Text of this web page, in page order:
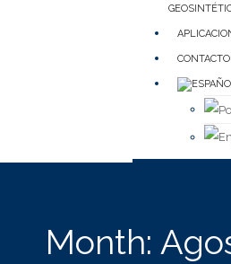
Month: